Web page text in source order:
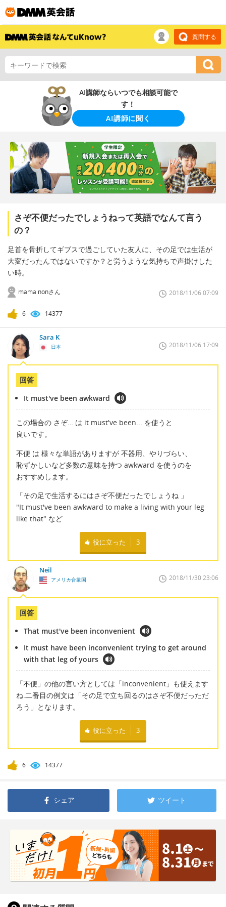
質問する
AI講師ならいつでも相談可能で
す！
AI講師に聞く
さぞ不便だったでしょうねって英語でなんて言う
の？
足首を骨折してギブスで過ごしていた友人に、その足では生活が
大変だったんではないですか？と労うような気持ちで声掛けした
い時。
mama nonさん 2018/11/06 07:09
6 14377
Sara K
日本 2018/11/06 17:09
回答
It must've been awkward
この場合の さぞ… は it must've been... を使うと
良いです。
不便 は 様々な単語がありますが 不器用、やりづらい、
恥ずかしいなど多数の意味を持つ awkward を使うのを
おすすめします。
「その足で生活するにはさぞ不便だったでしょうね 」
"It must've been awkward to make a living with your leg
like that" など
役に立った 3
Neil
アメリカ合衆国 2018/11/30 23:06
回答
That must've been inconvenient
It must have been inconvenient trying to get around
with that leg of yours
「不便」の他の言い方としては「inconvenient」も使えます
ね.二番目の例文は「その足で立ち回るのはさぞ不便だっただ
ろう」となります。
役に立った 3
6 14377
シェア ツイート